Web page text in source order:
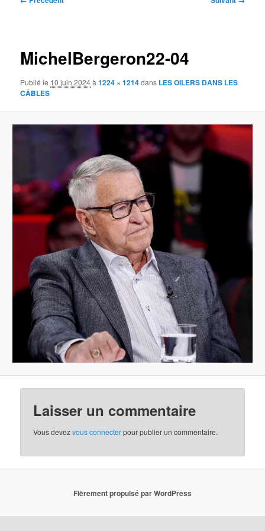
MichelBergeron22-04
Publié le 10 juin 2024à1224 × 1214dans LES OILERS DANS LES
CÂBLES
Laisser un commentaire
Vous devezvous connecterpour publier un commentaire.
Fièrement propulsé par WordPress